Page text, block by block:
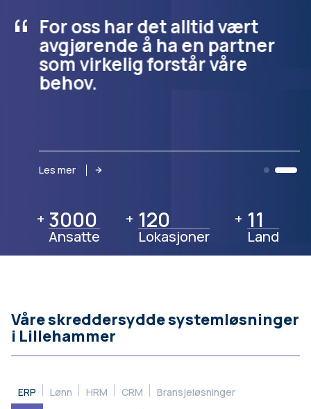
“ For oss har det alltid vært
avgjørende å ha en partner
som virkelig forstår våre
behov.
Les mer
+ 3000
3000
Ansatte
+ 120
120
Lokasjoner
+ 11
11
Land
Våre skreddersydde systemløsninger
i Lillehammer
ERP Lønn HRM CRM
Bransjeløsninger